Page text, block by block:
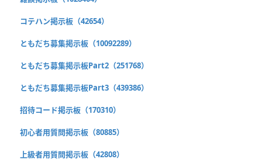
コテハン掲示板（42654）
ともだち募集掲示板（10092289）
ともだち募集掲示板Part2（251768）
ともだち募集掲示板Part3（439386）
招待コード掲示板（170310）
初心者用質問掲示板（80885）
上級者用質問掲示板（42808）